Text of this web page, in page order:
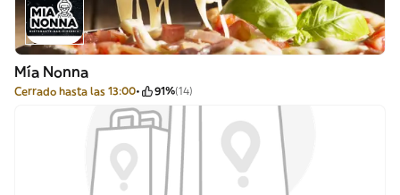
Mía Nonna
Cerrado hasta las 13:00 91%(14)